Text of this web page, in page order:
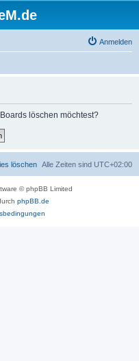
Anmelden
löschen möchtest?
Alle Zeiten sind UTC+02:00
löschen
© phpBB Limited
phpBB.de